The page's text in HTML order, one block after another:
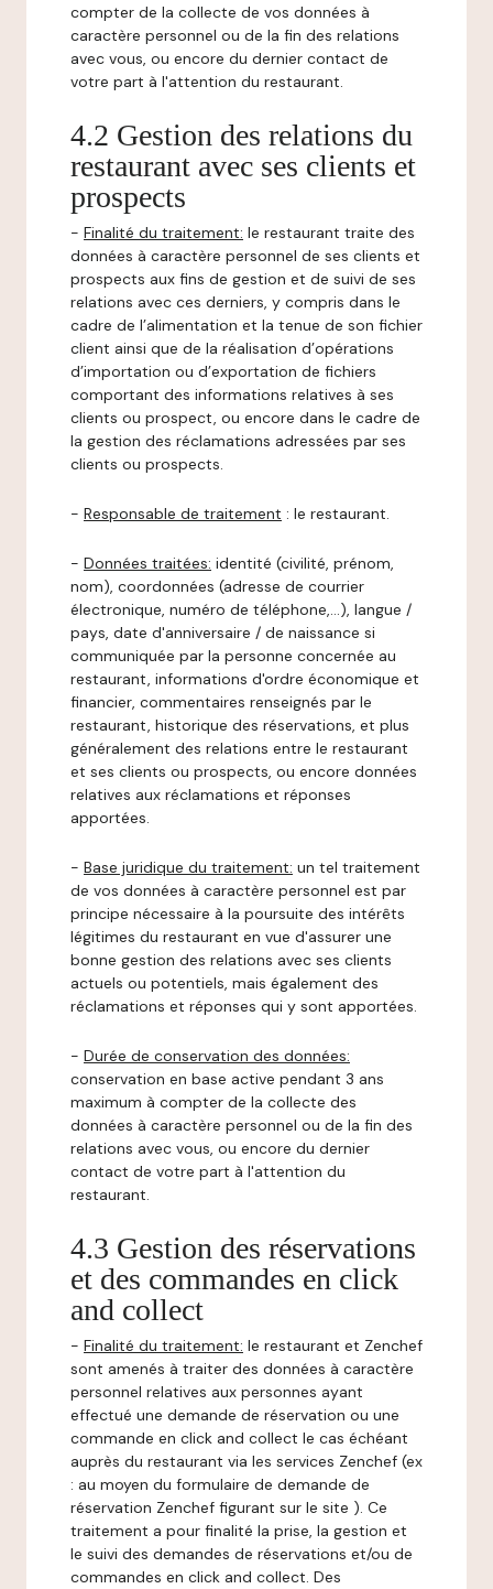
compter de la collecte de vos données à
caractère personnel ou de la fin des relations
avec vous, ou encore du dernier contact de
votre part à l'attention du restaurant.
4.2 Gestion des relations du
restaurant avec ses clients et
prospects
- Finalité du traitement: le restaurant traite des
données à caractère personnel de ses clients et
prospects aux fins de gestion et de suivi de ses
relations avec ces derniers, y compris dans le
cadre de l’alimentation et la tenue de son fichier
client ainsi que de la réalisation d’opérations
d’importation ou d’exportation de fichiers
comportant des informations relatives à ses
clients ou prospect, ou encore dans le cadre de
la gestion des réclamations adressées par ses
clients ou prospects.
- Responsable de traitement : le restaurant.
- Données traitées: identité (civilité, prénom,
nom), coordonnées (adresse de courrier
électronique, numéro de téléphone,…), langue /
pays, date d'anniversaire / de naissance si
communiquée par la personne concernée au
restaurant, informations d'ordre économique et
financier, commentaires renseignés par le
restaurant, historique des réservations, et plus
généralement des relations entre le restaurant
et ses clients ou prospects, ou encore données
relatives aux réclamations et réponses
apportées.
- Base juridique du traitement: un tel traitement
de vos données à caractère personnel est par
principe nécessaire à la poursuite des intérêts
légitimes du restaurant en vue d'assurer une
bonne gestion des relations avec ses clients
actuels ou potentiels, mais également des
réclamations et réponses qui y sont apportées.
- Durée de conservation des données:
conservation en base active pendant 3 ans
maximum à compter de la collecte des
données à caractère personnel ou de la fin des
relations avec vous, ou encore du dernier
contact de votre part à l'attention du
restaurant.
4.3 Gestion des réservations
et des commandes en click
and collect
- Finalité du traitement: le restaurant et Zenchef
sont amenés à traiter des données à caractère
personnel relatives aux personnes ayant
effectué une demande de réservation ou une
commande en click and collect le cas échéant
auprès du restaurant via les services Zenchef (ex
: au moyen du formulaire de demande de
réservation Zenchef figurant sur le site ). Ce
traitement a pour finalité la prise, la gestion et
le suivi des demandes de réservations et/ou de
commandes en click and collect. Des